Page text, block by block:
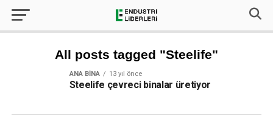
All posts tagged "Steelife"
ANA BINA 13 yıl önce
Steelife çevreci binalar üretiyor